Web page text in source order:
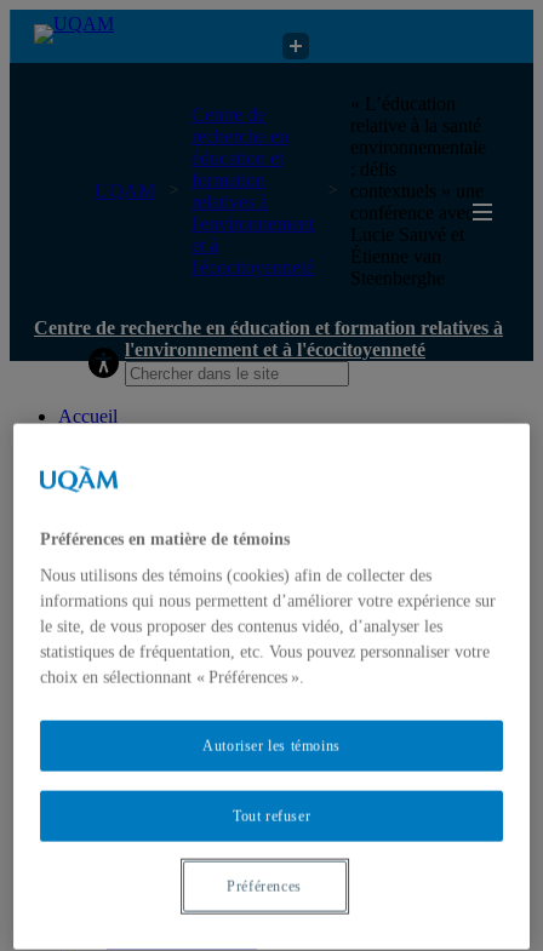
Centre de recherche en éducation et formation relatives à
l'environnement et à l'écocitoyenneté
UQAM
Centre de
recherche en
éducation et
formation
relatives à
l'environnement
et à
l'écocitoyenneté
« L’éducation
relative à la santé
environnementale
: défis
contextuels » une
conférence avec
Lucie Sauvé et
Étienne van
Steenberghe
Centre de recherche en éducation et formation relatives à
l'environnement et à l'écocitoyenneté
Accueil
Historique
Chercheur.e.s régulier.ère.s
Chercheur.e.s associé.e.s
Chercheur.e.s émérites
Étudiant.e.s
Partenaires
Personnel
Activités socio-scientifiques
1) Écocitoyenneté et justice
2) Prismes socioculturels
4) Formation initiale et continue
➜ Autochtonisation
Publications des membres
Publications du Centr’ERE
Préférences en matière de témoins
Nous utilisons des témoins (cookies) afin de collecter des
informations qui nous permettent d’améliorer votre expérience sur
le site, de vous proposer des contenus vidéo, d’analyser les
statistiques de fréquentation, etc. Vous pouvez personnaliser votre
choix en sélectionnant « Préférences ».
Tout refuser
Autoriser les témoins
Préférences